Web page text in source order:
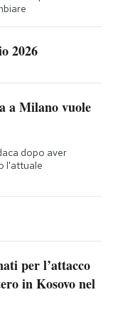
2026
a Milano vuole
dopo aver
l'attuale
per l’attacco
in Kosovo nel